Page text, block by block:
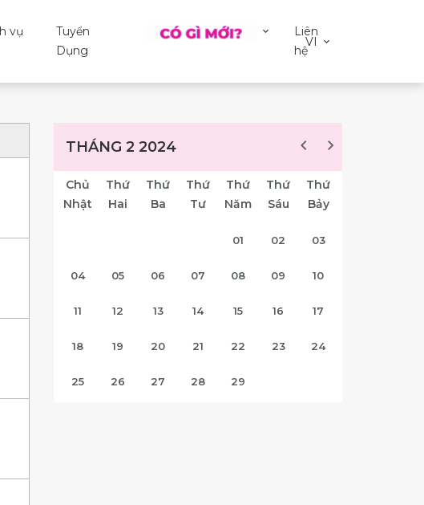
vụ
Tuyển
Dụng
Liên
hệ
VI
THÁNG 2 2024
Chủ
Nhật
Thứ
Hai
Thứ
Ba
Thứ
Tư
Thứ
Năm
Thứ
Sáu
Thứ
Bảy
01 02 03
04 05 06 07 08 09 10
11 12 13 14 15 16 17
18 19 20 21 22 23 24
25 26 27 28 29